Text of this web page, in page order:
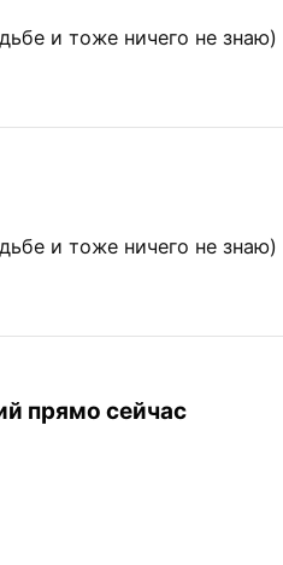
и тоже ничего не знаю)
и тоже ничего не знаю)
прямо сейчас